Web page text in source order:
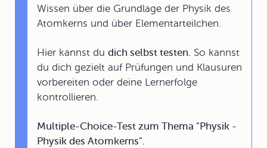
Wissen über die Grundlage der Physik des
Atomkerns und über Elementarteilchen.
Hier kannst du dich selbst testen. So kannst
du dich gezielt auf Prüfungen und Klausuren
vorbereiten oder deine Lernerfolge
kontrollieren.
Multiple-Choice-Test zum Thema "Physik -
Physik des Atomkerns".